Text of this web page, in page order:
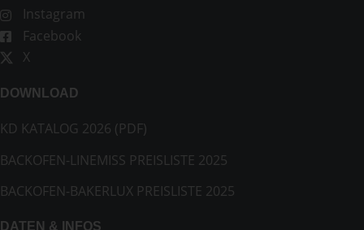
Instagram
Facebook
X
DOWNLOAD
KD KATALOG 2026 (PDF)
BACKOFEN-LINEMISS PREISLISTE 2025
BACKOFEN-BAKERLUX PREISLISTE 2025
DATEN & INFOS